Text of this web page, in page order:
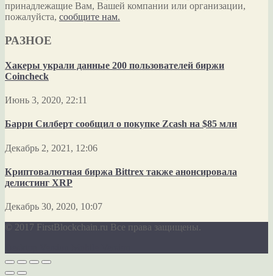
принадлежащие Вам, Вашей компании или организации,
пожалуйста, сообщите нам.
РАЗНОЕ
Хакеры украли данные 200 пользователей биржи
Coincheck
Июнь 3, 2020, 22:11
Барри Силберт сообщил о покупке Zcash на $85 млн
Декабрь 2, 2021, 12:06
Криптовалютная биржа Bittrex также анонсировала
делистинг XRP
Декабрь 30, 2020, 10:07
© 2017 FirstBlockchain.ru Все права защищены.